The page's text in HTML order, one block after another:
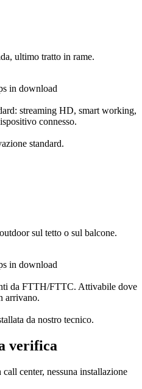
ultimo tratto in rame.
in download
streaming HD, smart working,
connesso.
standard.
sul tetto o sul balcone.
in download
da FTTH/FTTC. Attivabile dove
arrivano.
da nostro tecnico.
verifica
center, nessuna installazione